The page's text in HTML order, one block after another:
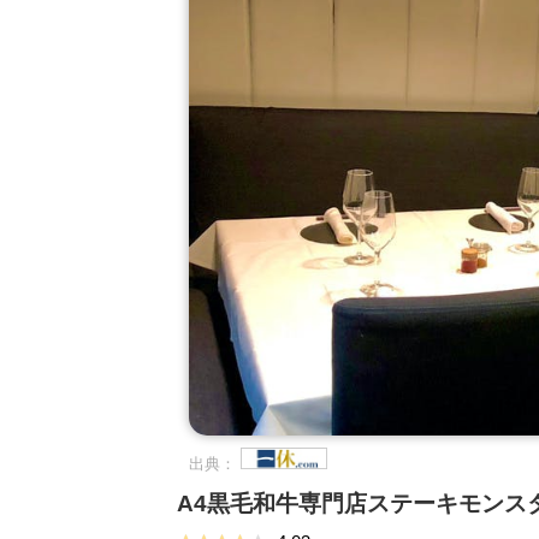
出典：
A4黒毛和牛専門店ステーキモンス